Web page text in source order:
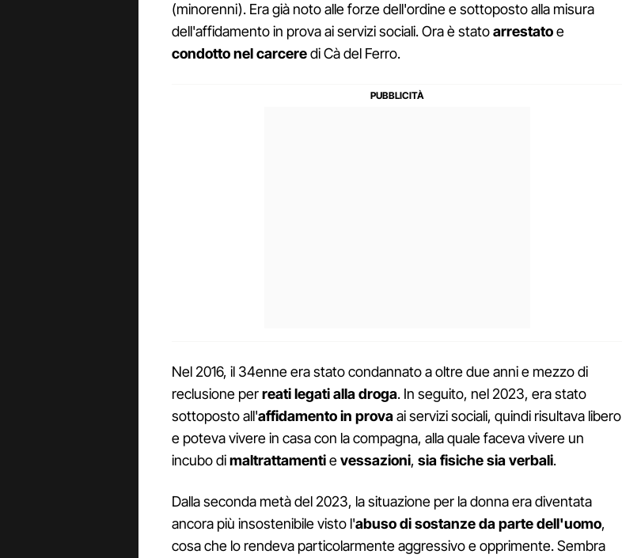
(minorenni). Era già noto alle forze dell'ordine e sottoposto alla misura
dell'affidamento in prova ai servizi sociali. Ora è statoarrestatoe
condotto nel carceredi Cà del Ferro.
Nel 2016, il 34enne era stato condannato a oltre due anni e mezzo di
reclusione perreati legati alla droga. In seguito, nel 2023, era stato
sottoposto all'affidamento in provaai servizi sociali, quindi risultava libero
e poteva vivere in casa con la compagna, alla quale faceva vivere un
incubo dimaltrattamentievessazioni, sia fisiche sia verbali.
Dalla seconda metà del 2023, la situazione per la donna era diventata
ancora più insostenibile visto l'abuso di sostanze da parte dell'uomo,
cosa che lo rendeva particolarmente aggressivo e opprimente. Sembra